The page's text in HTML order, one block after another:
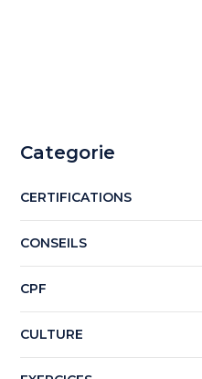
Categorie
CERTIFICATIONS
CONSEILS
CPF
CULTURE